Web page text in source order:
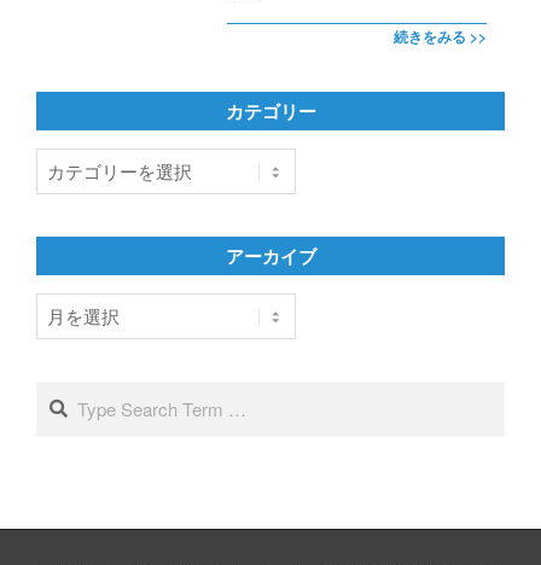
続きをみる >>
カテゴリー
テ
リ
アーカイブ
ア
ー
ブSearch